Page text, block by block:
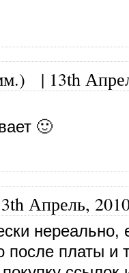
| 13th
🙂
Апрель,
нереально,
после платы и